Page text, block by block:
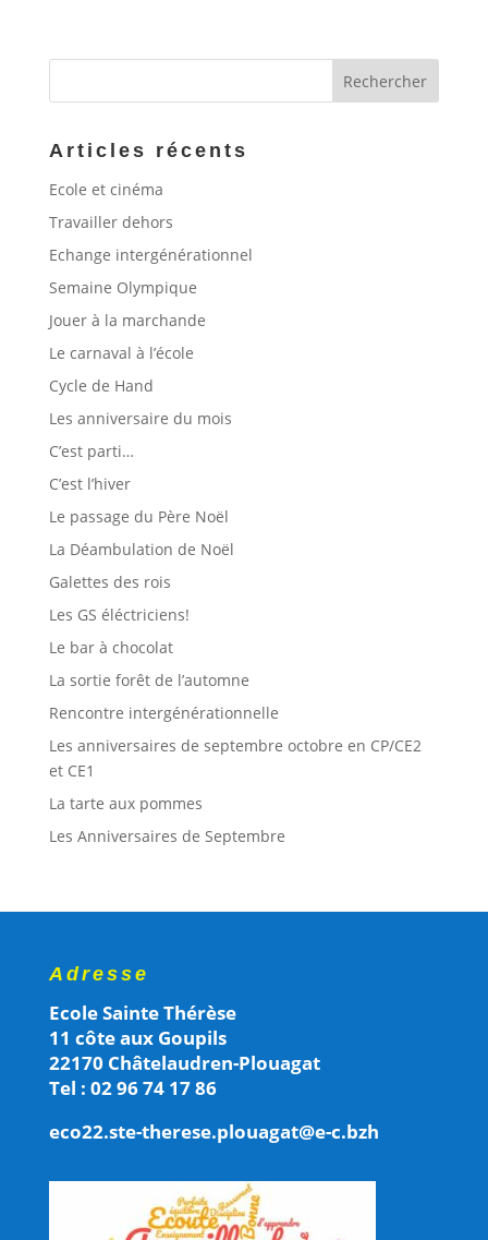
Articles récents
Ecole et cinéma
Travailler dehors
Echange intergénérationnel
Semaine Olympique
Jouer à la marchande
Le carnaval à l’école
Cycle de Hand
Les anniversaire du mois
C’est parti…
C’est l’hiver
Le passage du Père Noël
La Déambulation de Noël
Galettes des rois
Les GS éléctriciens!
Le bar à chocolat
La sortie forêt de l’automne
Rencontre intergénérationnelle
Les anniversaires de septembre octobre en CP/CE2
et CE1
La tarte aux pommes
Les Anniversaires de Septembre
Adresse
Ecole Sainte Thérèse
11 côte aux Goupils
22170 Châtelaudren-Plouagat
Tel : 02 96 74 17 86
eco22.ste-therese.plouagat@e-c.bzh